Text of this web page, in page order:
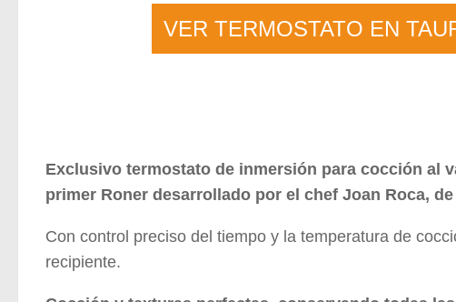
VER TERMOSTATO EN
Exclusivo termostato de inmersión para cocción al
primer Roner desarrollado por el chef Joan Roca,
Con control preciso del tiempo y la temperatura de
recipiente.